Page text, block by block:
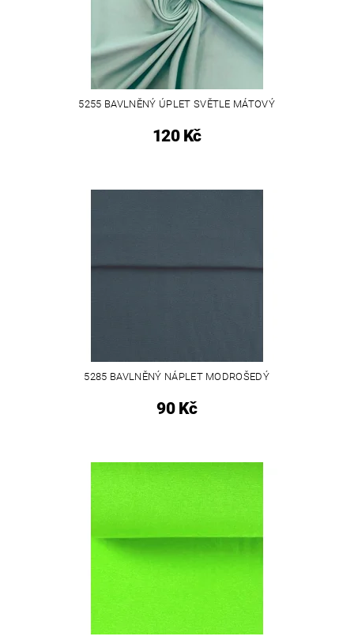
5255 BAVLNĚNÝ ÚPLET SVĚTLE MÁTOVÝ
120 Kč
5285 BAVLNĚNÝ NÁPLET MODROŠEDÝ
90 Kč